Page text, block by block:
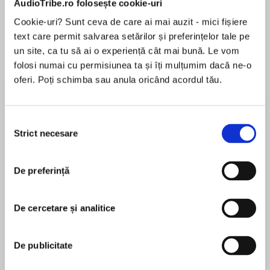
AudioTribe.ro folosește cookie-uri
Cookie-uri? Sunt ceva de care ai mai auzit - mici fișiere
text care permit salvarea setărilor și preferințelor tale pe
un site, ca tu să ai o experiență cât mai bună. Le vom
folosi numai cu permisiunea ta și îți mulțumim dacă ne-o
oferi. Poți schimba sau anula oricând acordul tău.
consimțământului
Strict necesare
De preferință
De cercetare și analitice
De publicitate
Desprecarte
New York Times bestselling author Faye
Kellerman delivers an electrifying crime novel of
into the path of a sadistic serial killer.
Ben is now certain his sister was the victim of a
sadistic serial killer, and refuses to let any
monster to justice: not his rocky relationship
with Ro, his rekindled friendship with J.D. or
Detective Sam Shanks's constant warnings to
butt out and let the police handle the
pentru această carte
Born in St. Louis, Faye Kellerman is one of the